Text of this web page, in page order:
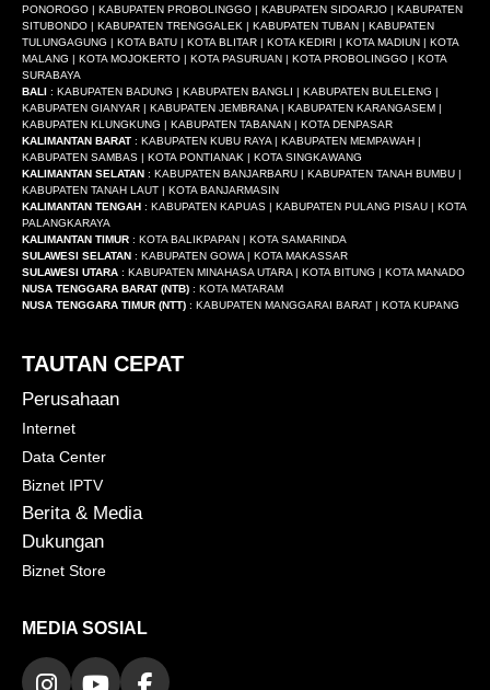
PONOROGO | KABUPATEN PROBOLINGGO | KABUPATEN SIDOARJO | KABUPATEN
SITUBONDO | KABUPATEN TRENGGALEK | KABUPATEN TUBAN | KABUPATEN
TULUNGAGUNG | KOTA BATU | KOTA BLITAR | KOTA KEDIRI | KOTA MADIUN | KOTA
MALANG | KOTA MOJOKERTO | KOTA PASURUAN | KOTA PROBOLINGGO | KOTA
SURABAYA
BALI : KABUPATEN BADUNG | KABUPATEN BANGLI | KABUPATEN BULELENG |
KABUPATEN GIANYAR | KABUPATEN JEMBRANA | KABUPATEN KARANGASEM |
KABUPATEN KLUNGKUNG | KABUPATEN TABANAN | KOTA DENPASAR
KALIMANTAN BARAT : KABUPATEN KUBU RAYA | KABUPATEN MEMPAWAH |
KABUPATEN SAMBAS | KOTA PONTIANAK | KOTA SINGKAWANG
KALIMANTAN SELATAN : KABUPATEN BANJARBARU | KABUPATEN TANAH BUMBU |
KABUPATEN TANAH LAUT | KOTA BANJARMASIN
KALIMANTAN TENGAH : KABUPATEN KAPUAS | KABUPATEN PULANG PISAU | KOTA
PALANGKARAYA
KALIMANTAN TIMUR : KOTA BALIKPAPAN | KOTA SAMARINDA
SULAWESI SELATAN : KABUPATEN GOWA | KOTA MAKASSAR
SULAWESI UTARA : KABUPATEN MINAHASA UTARA | KOTA BITUNG | KOTA MANADO
NUSA TENGGARA BARAT (NTB) : KOTA MATARAM
NUSA TENGGARA TIMUR (NTT) : KABUPATEN MANGGARAI BARAT | KOTA KUPANG
TAUTAN CEPAT
Perusahaan
Internet
Data Center
Biznet IPTV
Berita & Media
Dukungan
Biznet Store
MEDIA SOSIAL